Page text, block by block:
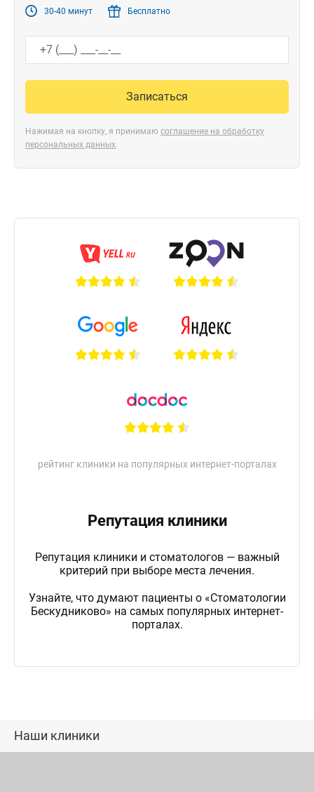
30-40 минут Бесплатно
Записаться
Нажимая на кнопку, я принимаю соглашение на обработку
персональных данных.
рейтинг клиники на популярных интернет-порталах
Репутация клиники
Репутация клиники и стоматологов — важный
критерий при выборе места лечения.
Узнайте, что думают пациенты о «Стоматологии
Бескудниково» на самых популярных интернет-
порталах.
Наши клиники